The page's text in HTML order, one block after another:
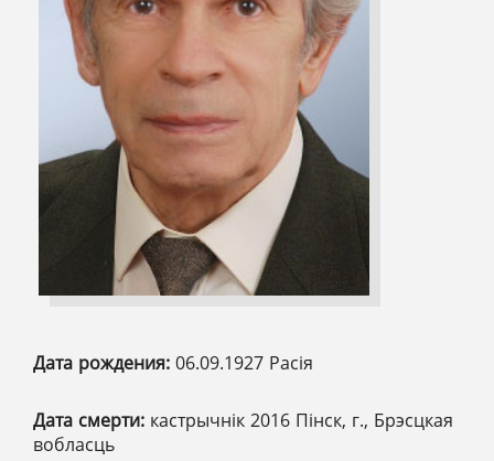
Дата рождения: 06.09.1927 Расія
Дата смерти: кастрычнік 2016 Пінск, г., Брэсцкая
вобласць